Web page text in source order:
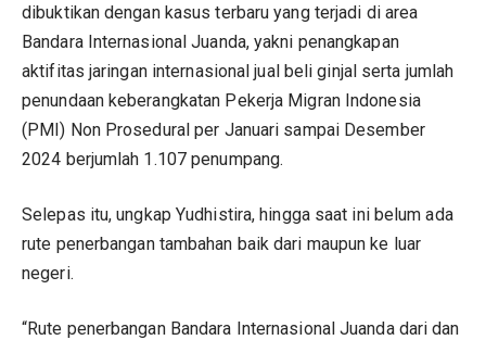
dibuktikan dengan kasus terbaru yang terjadi di area
Bandara Internasional Juanda, yakni penangkapan
aktifitas jaringan internasional jual beli ginjal serta jumlah
penundaan keberangkatan Pekerja Migran Indonesia
(PMI) Non Prosedural per Januari sampai Desember
2024 berjumlah 1.107 penumpang.
Selepas itu, ungkap Yudhistira, hingga saat ini belum ada
rute penerbangan tambahan baik dari maupun ke luar
negeri.
“Rute penerbangan Bandara Internasional Juanda dari dan